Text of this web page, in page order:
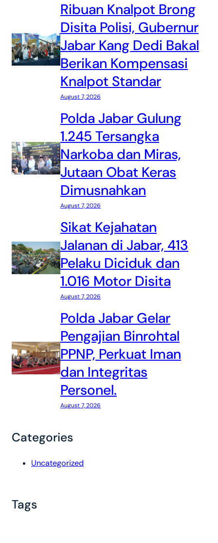
Ribuan Knalpot Brong
Disita Polisi, Gubernur
Jabar Kang Dedi Bakal
Berikan Kompensasi
Knalpot Standar
August 7, 2026
Polda Jabar Gulung
1.245 Tersangka
Narkoba dan Miras,
Jutaan Obat Keras
Dimusnahkan
August 7, 2026
Sikat Kejahatan
Jalanan di Jabar, 413
Pelaku Diciduk dan
1.016 Motor Disita
August 7, 2026
Polda Jabar Gelar
Pengajian Binrohtal
PPNP, Perkuat Iman
dan Integritas
Personel.
August 7, 2026
Categories
Uncategorized
Tags